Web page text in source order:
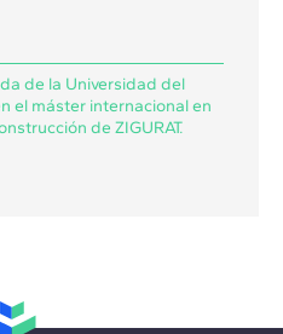
de la Universidad del
el máster internacional en
de ZIGURAT.